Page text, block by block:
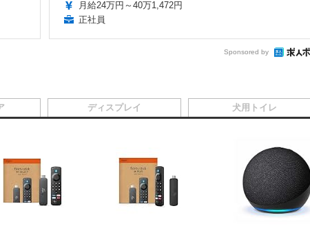
月給24万円～40万1,472円
正社員
Sponsored by
ディスプレイ 犬用トイレ